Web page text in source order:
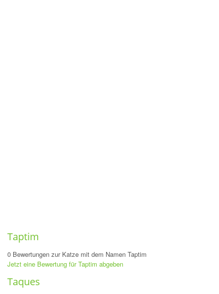
Taptim
0 Bewertungen zur Katze mit dem Namen Taptim
Jetzt eine Bewertung für Taptim abgeben
Taques